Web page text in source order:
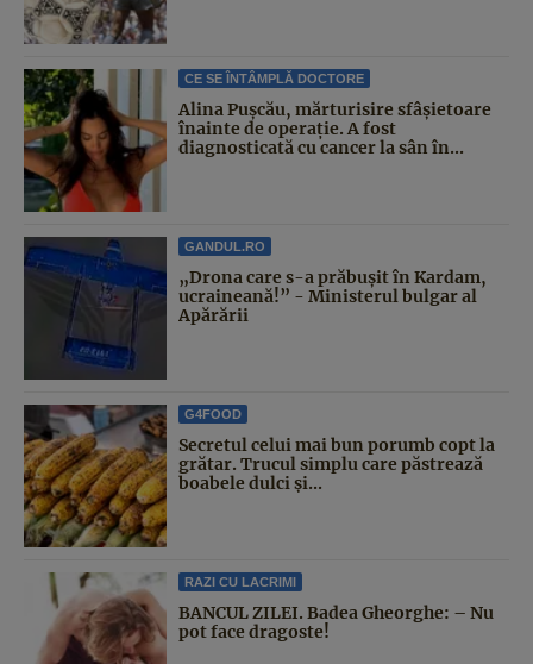
CE SE ÎNTÂMPLĂ DOCTORE
Alina Pușcău, mărturisire sfâșietoare
înainte de operație. A fost
diagnosticată cu cancer la sân în...
GANDUL.RO
„Drona care s-a prăbușit în Kardam,
ucraineană!” - Ministerul bulgar al
Apărării
G4FOOD
Secretul celui mai bun porumb copt la
grătar. Trucul simplu care păstrează
boabele dulci și...
RAZI CU LACRIMI
BANCUL ZILEI. Badea Gheorghe: – Nu
pot face dragoste!